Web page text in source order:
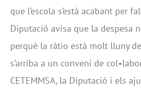
que l’escola s’està acabant per
Diputació avisa que la despesa
perquè la ràtio està molt lluny
s’arriba a un conveni de
CETEMMSA, la Diputació i els